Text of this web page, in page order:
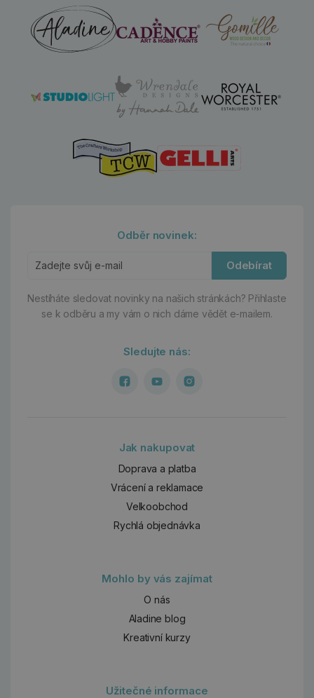
Odběr novinek:
Odebírat
Nestíháte sledovat novinky na našich stránkách? Přihlaste
se k odběru a my vám o nich dáme vědět e-mailem.
Sledujte nás:
Jak nakupovat
Doprava a platba
Vrácení a reklamace
Velkoobchod
Rychlá objednávka
Mohlo by vás zajímat
O nás
Aladine blog
Kreativní kurzy
Užitečné informace